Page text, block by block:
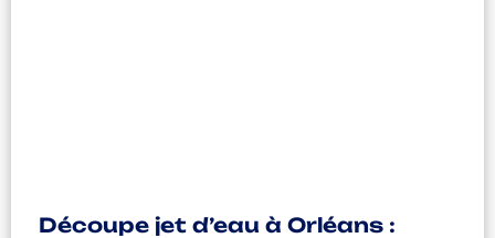
Découpe jet d’eau à Orléans :